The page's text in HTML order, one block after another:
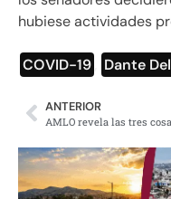
hubiese actividades
COVID-19 Dante
ANTERIOR